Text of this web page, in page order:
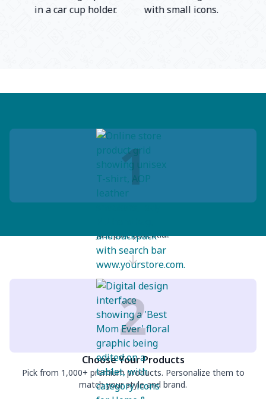
1
Just pure potential.
2
Choose Your Products
Pick from 1,000+ premium products. Personalize them to
match your style and brand.